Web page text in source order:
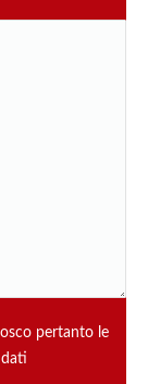
pertanto le